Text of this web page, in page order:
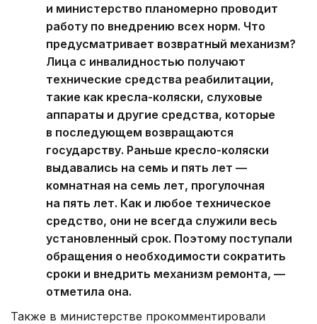
и министерство планомерно проводит
работу по внедрению всех норм. Что
предусматривает возвратный механизм?
Лица с инвалидностью получают
технические средства реабилитации,
такие как кресла-коляски, слуховые
аппараты и другие средства, которые
в последующем возвращаются
государству. Раньше кресло-коляски
выдавались на семь и пять лет —
комнатная на семь лет, прогулочная
на пять лет. Как и любое техническое
средство, они не всегда служили весь
установленный срок. Поэтому поступали
обращения о необходимости сократить
сроки и внедрить механизм ремонта, —
отметила она.
Также в министерстве прокомментировали